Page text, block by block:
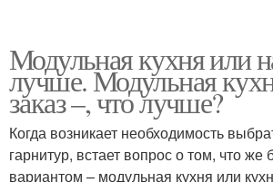
Готовая кухня
Кухня на заказ
Модульная кухня или
лучше. Модульная
заказ –, что лучше?
Когда возникает необходимость
гарнитур, встает вопрос о том, что же
вариантом – модульная кухня или